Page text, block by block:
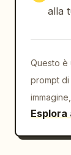
alla
Questo è
prompt di